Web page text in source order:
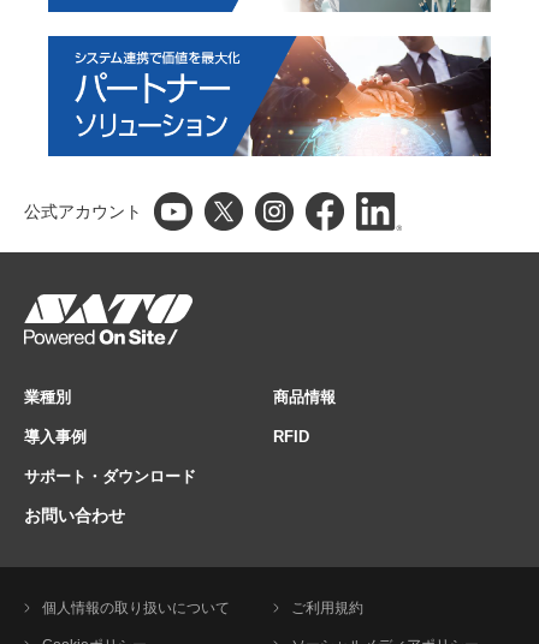
公式アカウント
業種別 商品情報
導入事例 RFID
サポート・ダウンロード
お問い合わせ
個人情報の取り扱いについて ご利用規約